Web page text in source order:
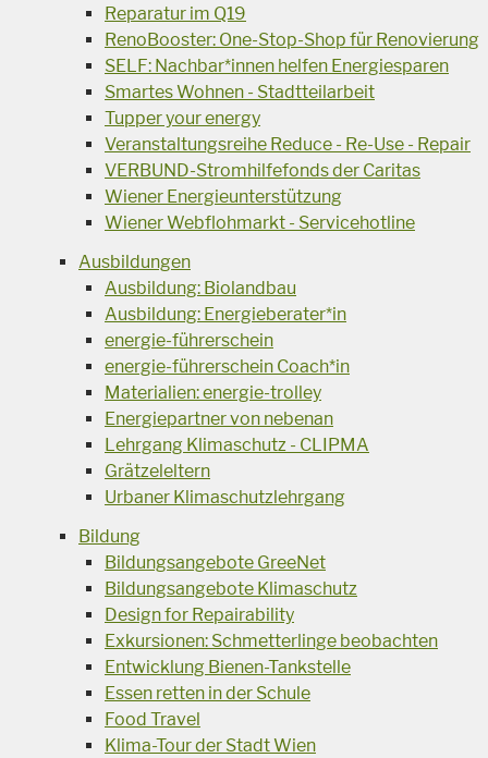
Reparatur im Q19
RenoBooster: One-Stop-Shop für Renovierung
SELF: Nachbar*innen helfen Energiesparen
Smartes Wohnen - Stadtteilarbeit
Tupper your energy
Veranstaltungsreihe Reduce - Re-Use - Repair
VERBUND-Stromhilfefonds der Caritas
Wiener Energieunterstützung
Wiener Webflohmarkt - Servicehotline
Ausbildungen
Ausbildung: Biolandbau
Ausbildung: Energieberater*in
energie-führerschein
energie-führerschein Coach*in
Materialien: energie-trolley
Energiepartner von nebenan
Lehrgang Klimaschutz - CLIPMA
Grätzeleltern
Urbaner Klimaschutzlehrgang
Bildung
Bildungsangebote GreeNet
Bildungsangebote Klimaschutz
Design for Repairability
Exkursionen: Schmetterlinge beobachten
Entwicklung Bienen-Tankstelle
Essen retten in der Schule
Food Travel
Klima-Tour der Stadt Wien